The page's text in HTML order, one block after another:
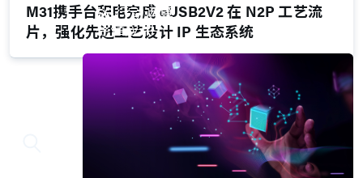
5G行动运算
存储应用
媒体中心
M31携手台积电完成 eUSB2V2 在 N2P 工艺流
片，强化先进工艺设计 IP 生态系统
View All